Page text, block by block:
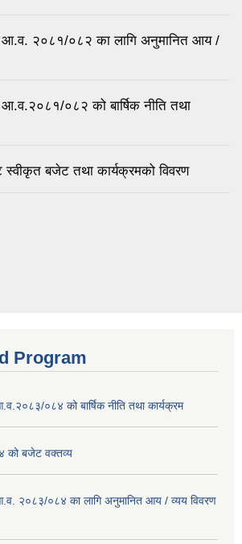
आ.व. २०८१/०८२ का लागि अनुमानित आय /
आ.व.२०८१/०८२ को बार्षिक नीति तथा
बजेट तथा कार्यक्रमको विवरण
Program
०८४ को बार्षिक नीति तथा कार्यक्रम
को बजेट वक्तव्य
आ.व. २०८३/०८४ का लागि अनुमानित आय / व्यय विवरण